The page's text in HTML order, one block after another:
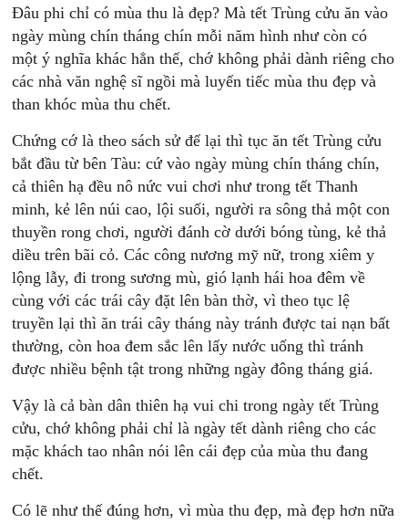
Đâu phi chỉ có mùa thu là đẹp? Mà tết Trùng cửu ăn vào
ngày mùng chín tháng chín mỗi năm hình như còn có
một ý nghĩa khác hẳn thế, chớ không phải dành riêng cho
các nhà văn nghệ sĩ ngồi mà luyến tiếc mùa thu đẹp và
than khóc mùa thu chết.
Chứng cớ là theo sách sử để lại thì tục ăn tết Trùng cửu
bắt đầu từ bên Tàu: cứ vào ngày mùng chín tháng chín,
cả thiên hạ đều nô nức vui chơi như trong tết Thanh
minh, kẻ lên núi cao, lội suối, người ra sông thả một con
thuyền rong chơi, người đánh cờ dưới bóng tùng, kẻ thả
diều trên bãi cỏ. Các công nương mỹ nữ, trong xiêm y
lộng lẫy, đi trong sương mù, gió lạnh hái hoa đêm về
cùng với các trái cây đặt lên bàn thờ, vì theo tục lệ
truyền lại thì ăn trái cây tháng này tránh được tai nạn bất
thường, còn hoa đem sắc lên lấy nước uống thì tránh
được nhiều bệnh tật trong những ngày đông tháng giá.
Vậy là cả bàn dân thiên hạ vui chi trong ngày tết Trùng
cửu, chớ không phải chỉ là ngày tết dành riêng cho các
mặc khách tao nhân nói lên cái đẹp của mùa thu đang
chết.
Có lẽ như thế đúng hơn, vì mùa thu đẹp, mà đẹp hơn nữa